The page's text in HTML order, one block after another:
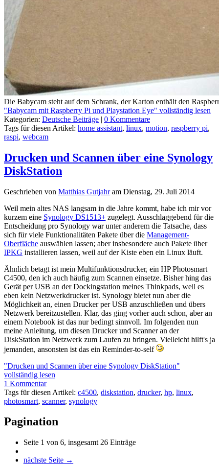
Die Babycam steht auf dem Schrank, der Karton enthält den
"Babycam mit Raspberry Pi und Playstation Eye" vollständig lesen
Kategorien: Deutsche Beiträge | 0 Kommentare
Tags für diesen Artikel: home assistant, linux, motion, raspberry pi,
raspi, webcam
Drucken und Scannen über eine Synology
DiskStation
Geschrieben von Matthias Gutjahram Dienstag, 29. Juli 2014
Weil mein altes NAS langsam in die Jahre kommt, habe ich mir vor
kurzem eine Synology DS1513+ zugelegt. Ausschlaggebend für die
Entscheidung pro Synology war unter anderem die Tatsache, dass
sich für viele Funktionalitäten Pakete über die Management-
Oberfläche auswählen lassen; aber insbesondere auch Pakete über
IPKG installieren lassen, weil auf der Kiste eben ein Linux läuft.
Ähnlich betagt ist mein Multifunktionsdrucker, ein HP Photosmart
C4500, den ich auch häufig zum Scannen einsetze. Bisher hing das
Gerät per USB an der Dockingstation meines Thinkpads, weil es
eben kein Netzwerkdrucker ist. Synology bietet nun aber die
Möglichkeit an, einen Drucker per USB anzuschließen und übers
Netzwerk bereitzustellen. Klar, das ging vorher auch schon, aber an
einem Notebook ist das nur bedingt sinnvoll. Im folgenden nun
meine Anleitung, um diesen Drucker und Scanner an der
DiskStation im Netzwerk zum Laufen zu bringen. Vielleicht hilft's ja
jemanden, ansonsten ist das ein Reminder-to-self
"Drucken und Scannen über eine Synology DiskStation"
vollständig lesen
1 Kommentar
Tags für diesen Artikel: c4500, diskstation, drucker, hp, linux,
photosmart, scanner, synology
Pagination
Seite 1 von 6, insgesamt 26 Einträge
nächste Seite →